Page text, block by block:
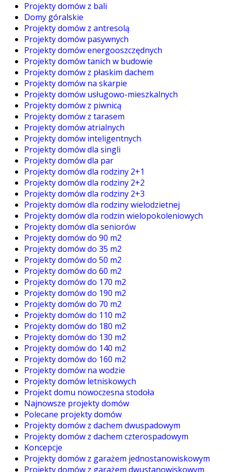
Projekty domów z bali
Domy góralskie
Projekty domów z antresolą
Projekty domów pasywnych
Projekty domów energooszczędnych
Projekty domów tanich w budowie
Projekty domów z płaskim dachem
Projekty domów na skarpie
Projekty domów usługowo-mieszkalnych
Projekty domów z piwnicą
Projekty domów z tarasem
Projekty domów atrialnych
Projekty domów inteligentnych
Projekty domów dla singli
Projekty domów dla par
Projekty domów dla rodziny 2+1
Projekty domów dla rodziny 2+2
Projekty domów dla rodziny 2+3
Projekty domów dla rodziny wielodzietnej
Projekty domów dla rodzin wielopokoleniowych
Projekty domów dla seniorów
Projekty domów do 90 m2
Projekty domów do 35 m2
Projekty domów do 50 m2
Projekty domów do 60 m2
Projekty domów do 170 m2
Projekty domów do 190 m2
Projekty domów do 70 m2
Projekty domów do 110 m2
Projekty domów do 180 m2
Projekty domów do 130 m2
Projekty domów do 140 m2
Projekty domów do 160 m2
Projekty domów na wodzie
Projekty domów letniskowych
Projekt domu nowoczesna stodoła
Najnowsze projekty domów
Polecane projekty domów
Projekty domów z dachem dwuspadowym
Projekty domów z dachem czterospadowym
Koncepcje
Projekty domów z garażem jednostanowiskowym
Projekty domów z garażem dwustanowiskowym